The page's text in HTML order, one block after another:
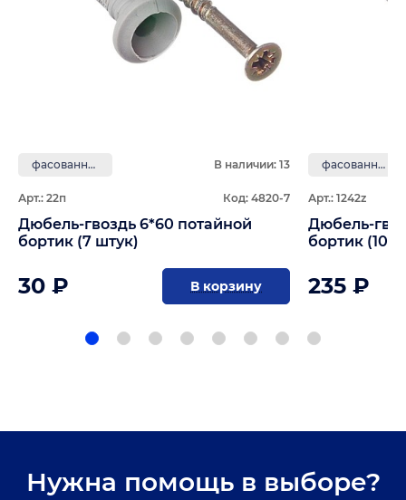
фасованные В наличии: 13
Арт.: 22п Код: 4820-7
Дюбель-гвоздь 6*60 потайной
бортик (7 штук)
30 ₽ В корзину
фасованные
Арт.: 1242z
Дюбель-
бортик (100
235 ₽
Нужна помощь в выборе?